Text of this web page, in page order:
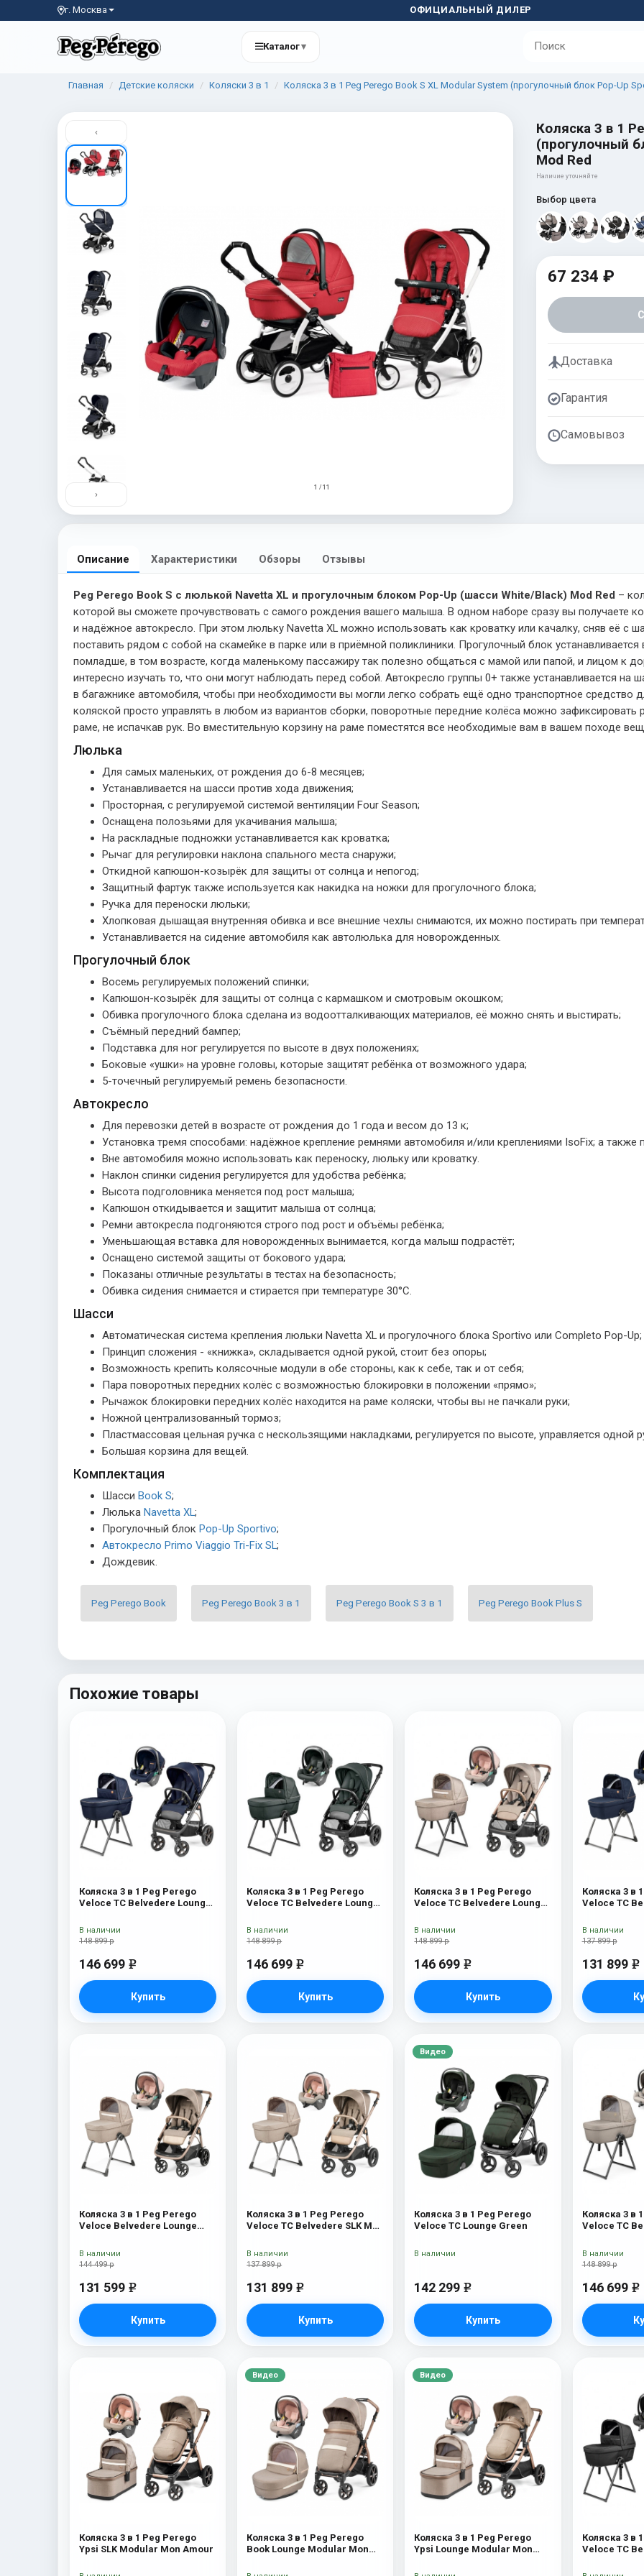
г. Москва ОФИЦИАЛЬНЫЙ ДИЛЕР
Каталог▾
Главная Детские коляски Коляски 3 в 1 Коляска 3 в 1 Peg Perego Book S XL Modular System (прогулочный блок Pop-Up
‹
›
1 / 11
Коляска 3 в 1
(прогулочный
Mod Red
Наличие уточняйте
Выбор цвета
67 234 ₽
Доставка
Гарантия
Самовывоз
Описание Характеристики Обзоры Отзывы
Peg Perego Book S с люлькой Navetta XL и прогулочным блоком Pop-Up (шасси White/Black) Mod Red –
которой вы сможете прочувствовать с самого рождения вашего малыша. В одном наборе сразу вы получаете
и надёжное автокресло. При этом люльку Navetta XL можно использовать как кроватку или качалку, сняв её с
поставить рядом с собой на скамейке в парке или в приёмной поликлиники. Прогулочный блок
помладше, в том возрасте, когда маленькому пассажиру так полезно общаться с мамой или папой, и лицом к
интересно изучать то, что они могут наблюдать перед собой. Автокресло группы 0+ также устанавливается
в багажнике автомобиля, чтобы при необходимости вы могли легко собрать ещё одно транспортное средство
коляской просто управлять в любом из вариантов сборки, поворотные передние колёса можно
раме, не испачкав рук. Во вместительную корзину на раме поместятся все необходимые вам в вашем походе
Люлька
Для самых маленьких, от рождения до 6-8 месяцев;
Устанавливается на шасси против хода движения;
Просторная, с регулируемой системой вентиляции Four Season;
Оснащена полозьями для укачивания малыша;
На раскладные подножки устанавливается как кроватка;
Рычаг для регулировки наклона спального места снаружи;
Откидной капюшон-козырёк для защиты от солнца и непогод;
Защитный фартук также используется как накидка на ножки для прогулочного блока;
Ручка для переноски люльки;
Хлопковая дышащая внутренняя обивка и все внешние чехлы снимаются, их можно постирать при
Устанавливается на сидение автомобиля как автолюлька для новорожденных.
Прогулочный блок
Восемь регулируемых положений спинки;
Капюшон-козырёк для защиты от солнца с кармашком и смотровым окошком;
Обивка прогулочного блока сделана из водоотталкивающих материалов, её можно снять и выстирать;
Съёмный передний бампер;
Подставка для ног регулируется по высоте в двух положениях;
Боковые «ушки» на уровне головы, которые защитят ребёнка от возможного удара;
5-точечный регулируемый ремень безопасности.
Автокресло
Для перевозки детей в возрасте от рождения до 1 года и весом до 13 к;
Установка тремя способами: надёжное крепление ремнями автомобиля и/или креплениями IsoFix; а
Вне автомобиля можно использовать как переноску, люльку или кроватку.
Наклон спинки сидения регулируется для удобства ребёнка;
Высота подголовника меняется под рост малыша;
Капюшон откидывается и защитит малыша от солнца;
Ремни автокресла подгоняются строго под рост и объёмы ребёнка;
Уменьшающая вставка для новорожденных вынимается, когда малыш подрастёт;
Оснащено системой защиты от бокового удара;
Показаны отличные результаты в тестах на безопасность;
Обивка сидения снимается и стирается при температуре 30°С.
Шасси
Автоматическая система крепления люльки Navetta XL и прогулочного блока Sportivo или Completo Pop-Up;
Принцип сложения - «книжка», складывается одной рукой, стоит без опоры;
Возможность крепить колясочные модули в обе стороны, как к себе, так и от себя;
Пара поворотных передних колёс с возможностью блокировки в положении «прямо»;
Рычажок блокировки передних колёс находится на раме коляски, чтобы вы не пачкали руки;
Ножной централизованный тормоз;
Пластмассовая цельная ручка с нескользящими накладками, регулируется по высоте, управляется одной
Большая корзина для вещей.
Комплектация
Шасси Book S;
Люлька Navetta XL ;
Прогулочный блок Pop-Up Sportivo;
Автокресло Primo Viaggio Tri-Fix SL ;
Дождевик.
Peg Perego Book Peg Perego Book 3 в 1 Peg Perego Book S 3 в 1 Peg Perego Book Plus S
Похожие товары
Коляска 3 в 1 Peg Perego
Veloce TC Belvedere Lounge
148 899 р
146 699 e
Купить
В наличии
Коляска 3 в 1 Peg Perego
Veloce TC Belvedere Lounge
148 899 р
146 699 e
Купить
В наличии
Коляска 3 в 1 Peg Perego
Veloce TC Belvedere Lounge
148 899 р
146 699 e
Купить
В наличии
Коляска 3 в
Veloce TC
137 899 р
131 899 e
В наличии
Коляска 3 в 1 Peg Perego
Veloce Belvedere Lounge
144 499 р
131 599 e
Купить
В наличии
Коляска 3 в 1 Peg Perego
Veloce TC Belvedere SLK Mon
137 899 р
131 899 e
Купить
В наличии
Видео
Коляска 3 в 1 Peg Perego
Veloce TC Lounge Green
142 299 e
Купить
В наличии
Коляска 3 в
Veloce TC
148 899 р
146 699 e
В наличии
Коляска 3 в 1 Peg Perego
Ypsi SLK Modular Mon Amour
Видео
Коляска 3 в 1 Peg Perego
Book Lounge Modular Mon
Видео
Коляска 3 в 1 Peg Perego
Ypsi Lounge Modular Mon
Коляска 3 в
Veloce TC